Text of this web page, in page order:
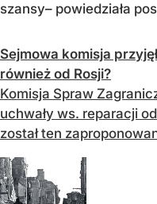
szansy– powiedziała
Sejmowa komisja
również od Rosji?
Komisja Spraw
uchwały ws. reparacji
został ten